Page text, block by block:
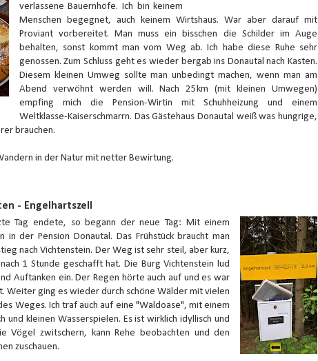
verlassene Bauernhöfe. Ich bin keinem
Menschen begegnet, auch keinem Wirtshaus. War aber darauf mit
Proviant vorbereitet. Man muss ein bisschen die Schilder im Auge
behalten, sonst kommt man vom Weg ab. Ich habe diese Ruhe sehr
genossen. Zum Schluss geht es wieder bergab ins Donautal nach Kasten.
Diesem kleinen Umweg sollte man unbedingt machen, wenn man am
Abend verwöhnt werden will. Nach 25km (mit kleinen Umwegen)
empfing mich die Pension-Wirtin mit Schuhheizung und einem
Weltklasse-Kaiserschmarrn. Das Gästehaus Donautal weiß was hungrige,
brauchen.
in der Natur mit netter Bewirtung.
- Engelhartszell
Tag endete, so begann der neue Tag: Mit einem
in der Pension Donautal. Das Frühstück braucht man
nach Vichtenstein. Der Weg ist sehr steil, aber kurz,
1 Stunde geschafft hat. Die Burg Vichtenstein lud
Auftanken ein. Der Regen hörte auch auf und es war
Weiter ging es wieder durch schöne Wälder mit vielen
Weges. Ich traf auch auf eine "Waldoase", mit einem
und kleinen Wasserspielen. Es ist wirklich idyllisch und
Vögel zwitschern, kann Rehe beobachten und den
zuschauen.